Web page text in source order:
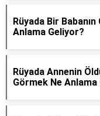
Rüyada Bir
Anlama Geliyor?
Rüyada Annenin
Görmek Ne Anlama